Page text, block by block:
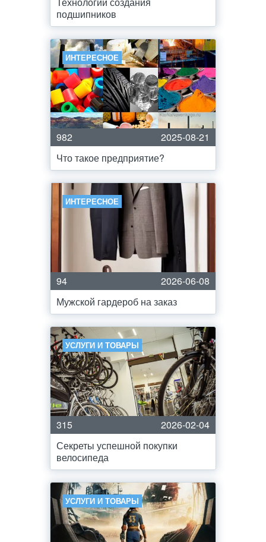
подшипников
ИНТЕРЕСНОЕ
982
2025-08-21
Что такое предприятие?
ИНТЕРЕСНОЕ
94
2026-06-08
Мужской гардероб на заказ
УСЛУГИ И ТОВАРЫ
315
2026-02-04
Секреты успешной покупки
велосипеда
УСЛУГИ И ТОВАРЫ